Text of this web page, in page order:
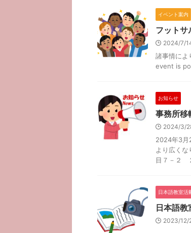
イベント案内
フットサ
2024/7/
諸事情によ
event is
お知らせ
事務所移
2024/3/
2024年3月
より広く
目７－２
日本語教室活
日本語
2023/12/